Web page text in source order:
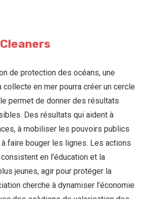
de protection des océans, une
collecte en mer pourra créer un cercle
permet de donner des résultats
Des résultats qui aident à
à mobiliser les pouvoirs publics
faire bouger les lignes. Les actions
en l’éducation et la
jeunes, agir pour protéger la
cherche à dynamiser l’économie